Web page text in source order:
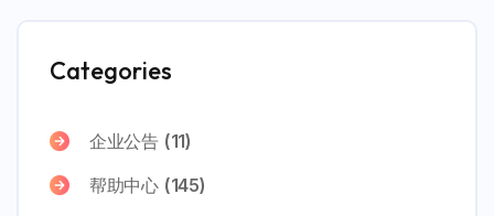
Categories
企业公告 (11)
帮助中心 (145)